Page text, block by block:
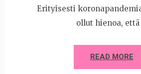
Erityisesti
ollut hienoa,
READ MORE